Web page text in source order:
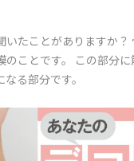
いたことがありますか？
のことです。 この部分
る部分です。